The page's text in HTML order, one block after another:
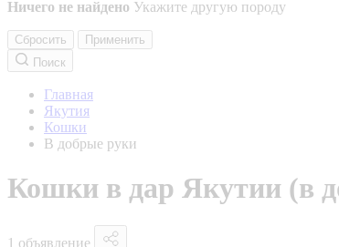
Ничего не найдено Укажите другую породу
Сбросить
Применить
Поиск
Главная
Якутия
Кошки
В добрые руки
Кошки в дар Якутии (в
1 объявление